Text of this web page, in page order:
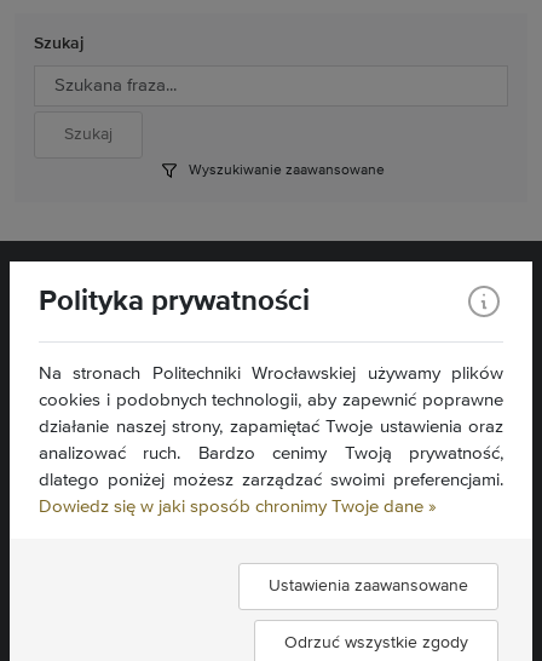
Szukaj
Wyszukiwanie zaawansowane
Wydział Matematyki
Wybrzeże Wyspiańskiego 27
50-370 Wrocław
Mapa serwisu »
Polityka prywatności
Na stronach Politechniki Wrocławskiej używamy plików
cookies i podobnych technologii, aby zapewnić poprawne
działanie naszej strony, zapamiętać Twoje ustawienia oraz
analizować ruch. Bardzo cenimy Twoją prywatność,
dlatego poniżej możesz zarządzać swoimi preferencjami.
Dowiedz się w jaki sposób chronimy Twoje dane »
Ustawienia zaawansowane
Odrzuć wszystkie zgody